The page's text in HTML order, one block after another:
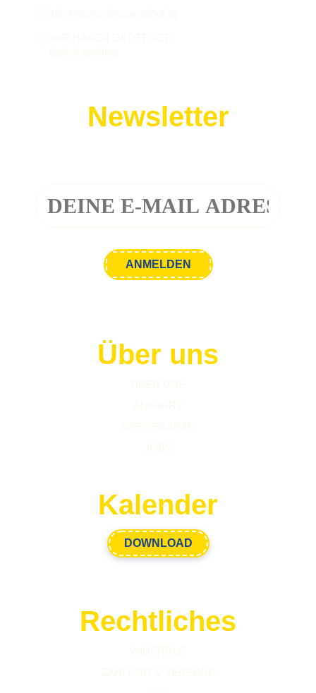
Newsletter
Über uns
Kalender
DOWNLOAD
Rechtliches